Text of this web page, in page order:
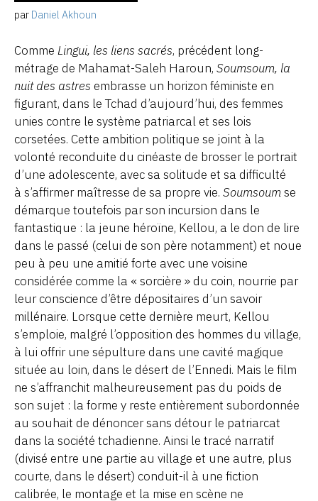
par Daniel Akhoun
Comme Lingui, les liens sacrés, précédent long-
métrage de Mahamat-Saleh Haroun, Soumsoum, la
nuit des astres embrasse un horizon féministe en
figurant, dans le Tchad d’aujourd’hui, des femmes
unies contre le système patriarcal et ses lois
corsetées. Cette ambition politique se joint à la
volonté reconduite du cinéaste de brosser le portrait
d’une adolescente, avec sa solitude et sa difficulté
à s’affirmer maîtresse de sa propre vie. Soumsoumse
démarque toutefois par son incursion dans le
fantastique : la jeune héroïne, Kellou, a le don de lire
dans le passé (celui de son père notamment) et noue
peu à peu une amitié forte avec une voisine
considérée comme la « sorcière » du coin, nourrie par
leur conscience d’être dépositaires d’un savoir
millénaire. Lorsque cette dernière meurt, Kellou
s’emploie, malgré l’opposition des hommes du village,
à lui offrir une sépulture dans une cavité magique
située au loin, dans le désert de l’Ennedi. Mais le film
ne s’affranchit malheureusement pas du poids de
son sujet : la forme y reste entièrement subordonnée
au souhait de dénoncer sans détour le patriarcat
dans la société tchadienne. Ainsi le tracé narratif
(divisé entre une partie au village et une autre, plus
courte, dans le désert) conduit-il à une fiction
calibrée, le montage et la mise en scène ne